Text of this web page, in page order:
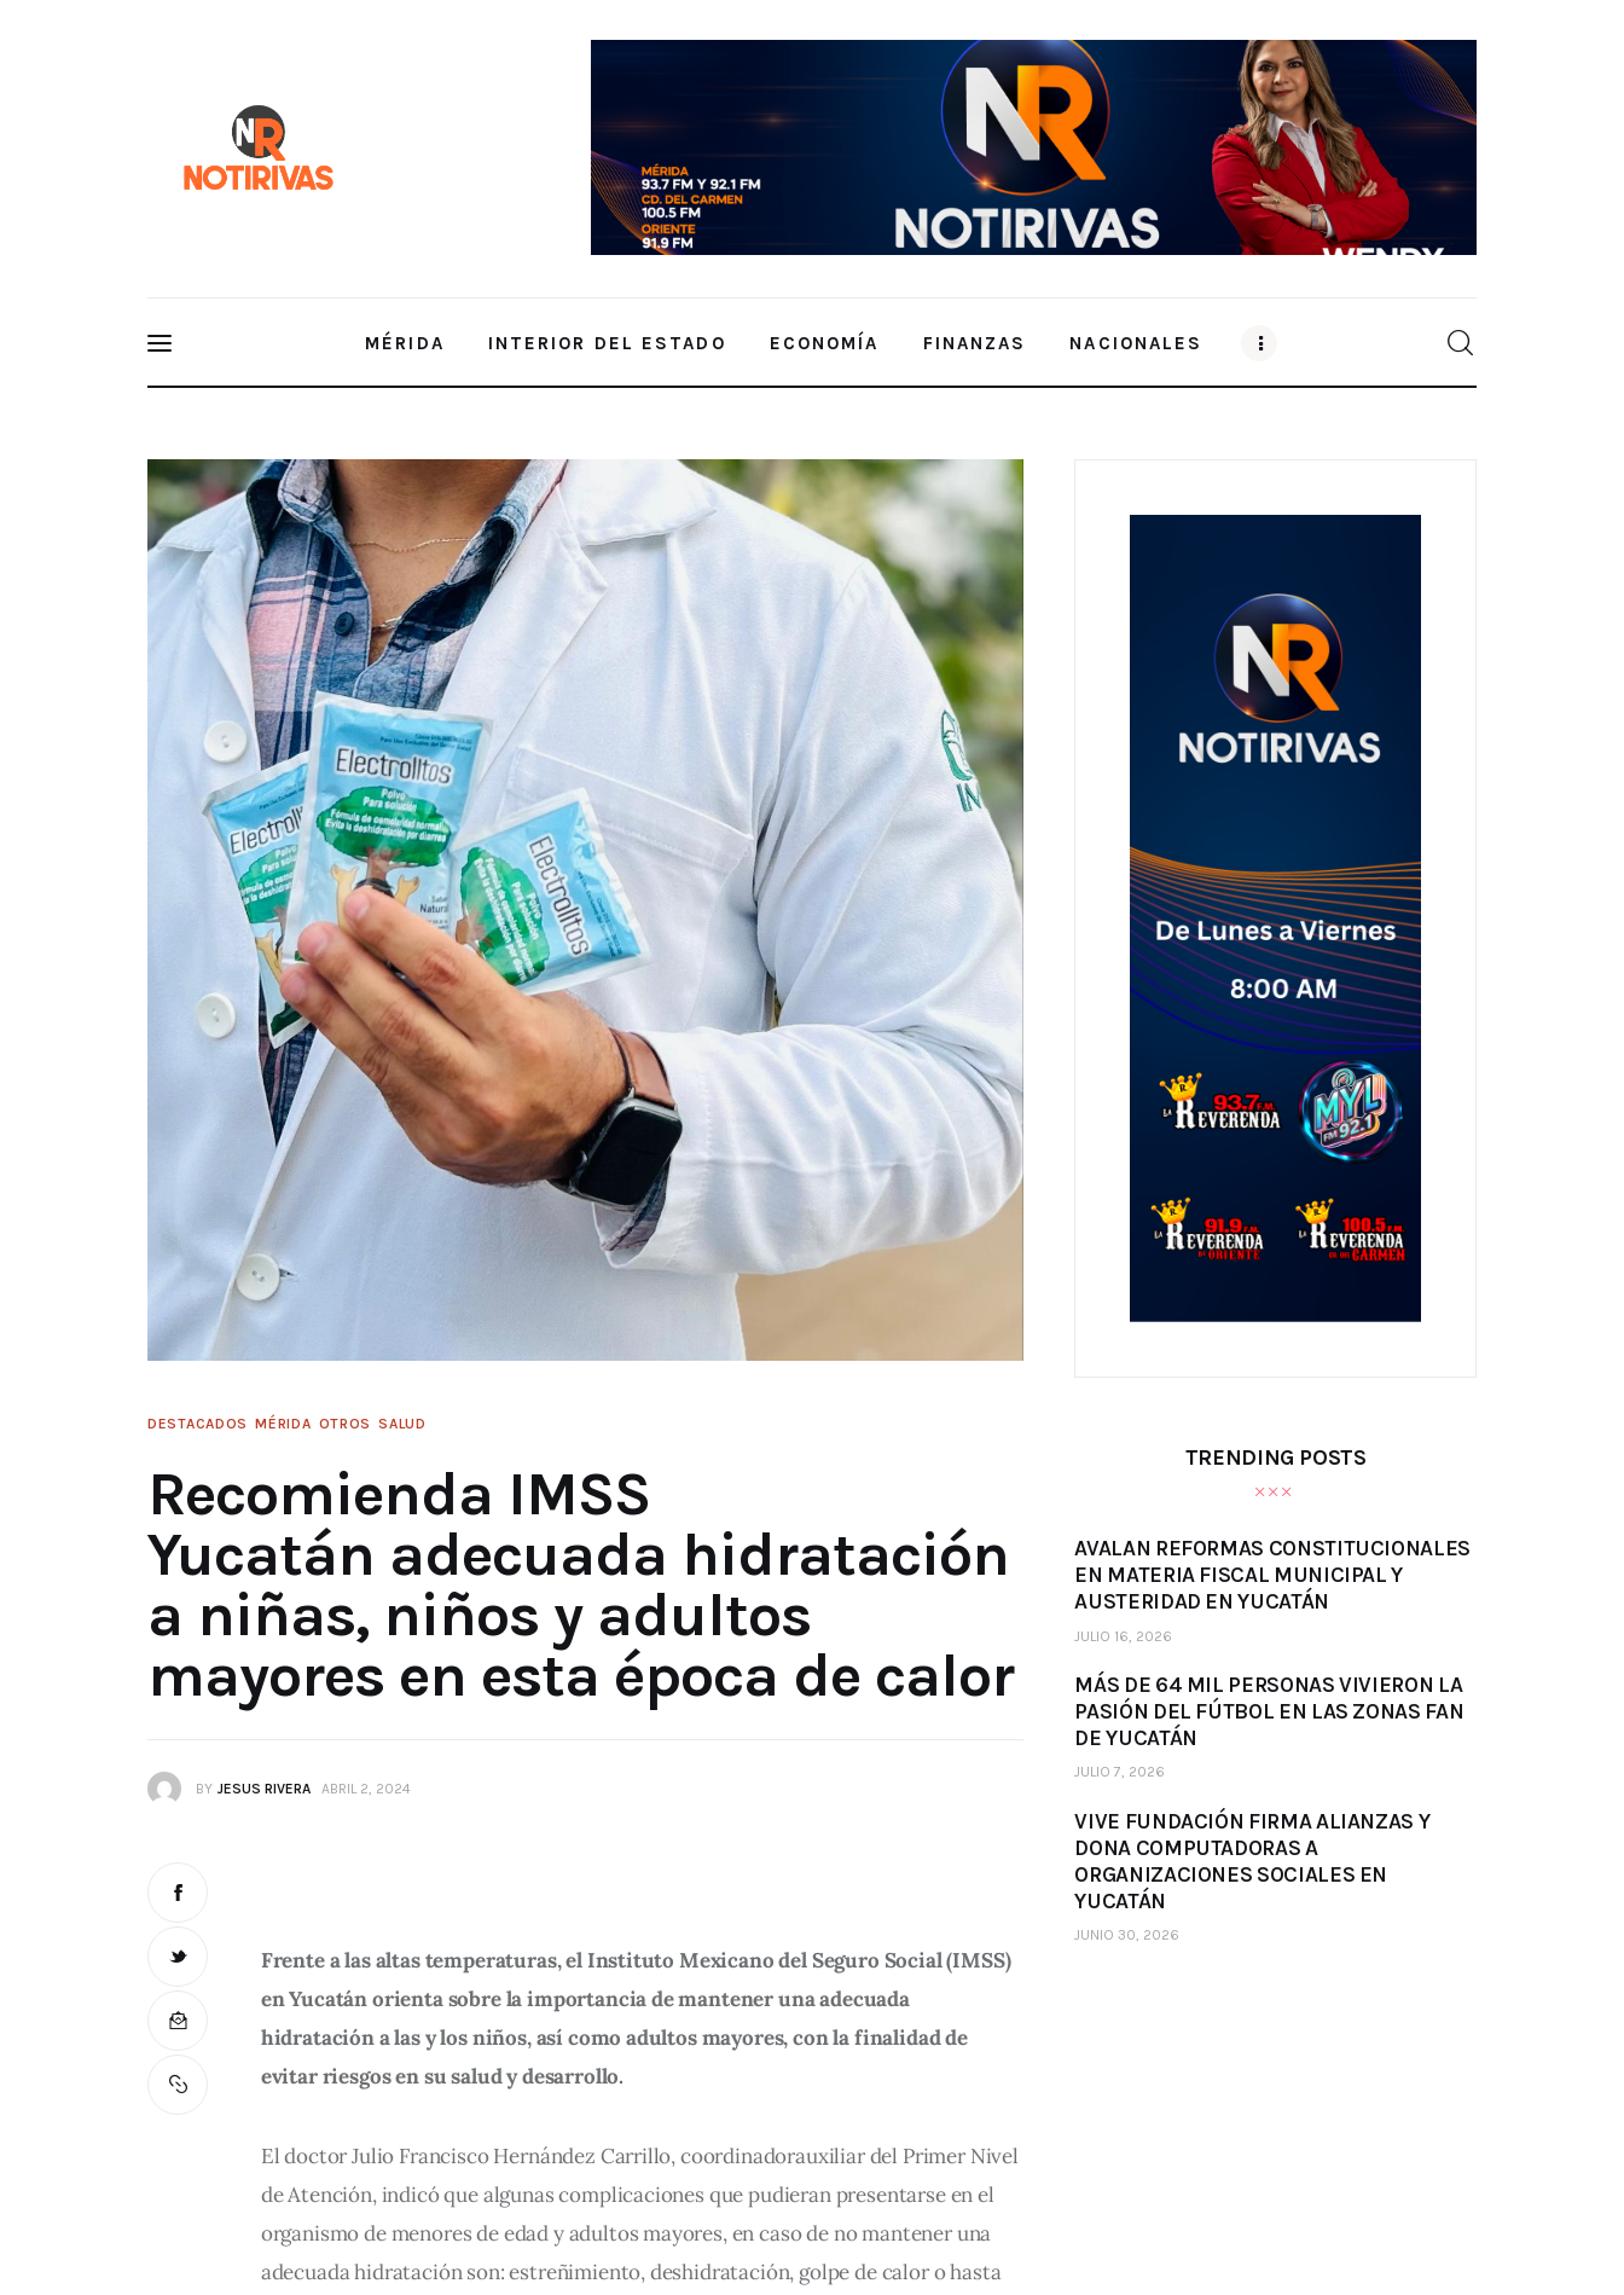
MÉRIDA INTERIOR DEL ESTADO ECONOMÍA FINANZAS NACIONALES
Recomienda IMSS Yucatán adecuada hidratación a niñas, niños y adultos mayores en
esta época de calor
DESTACADOS MÉRIDA OTROS SALUD
Recomienda IMSS
Yucatán adecuada hidratación
a niñas, niños y adultos
mayores en esta época de calor
BY JESUS RIVERA ABRIL 2, 2024
Frente a las altas temperaturas, el Instituto Mexicano del Seguro Social (IMSS)
en Yucatán orienta sobre la importancia de mantener una adecuada
hidratación a las y los niños, así como adultos mayores, con la finalidad de
evitar riesgos en su salud y desarrollo.
El doctor Julio Francisco Hernández Carrillo, coordinadorauxiliar del Primer Nivel
de Atención, indicó que algunas complicaciones que pudieran presentarse en el
organismo de menores de edad y adultos mayores, en caso de no mantener una
adecuada hidratación son: estreñimiento, deshidratación, golpe de calor o hasta
TRENDING POSTS
AVALAN REFORMAS CONSTITUCIONALES
EN MATERIA FISCAL MUNICIPAL Y
AUSTERIDAD EN YUCATÁN
JULIO 16, 2026
MÁS DE 64 MIL PERSONAS VIVIERON LA
PASIÓN DEL FÚTBOL EN LAS ZONAS FAN
DE YUCATÁN
JULIO 7, 2026
VIVE FUNDACIÓN FIRMA ALIANZAS Y
DONA COMPUTADORAS A
ORGANIZACIONES SOCIALES EN
YUCATÁN
JUNIO 30, 2026